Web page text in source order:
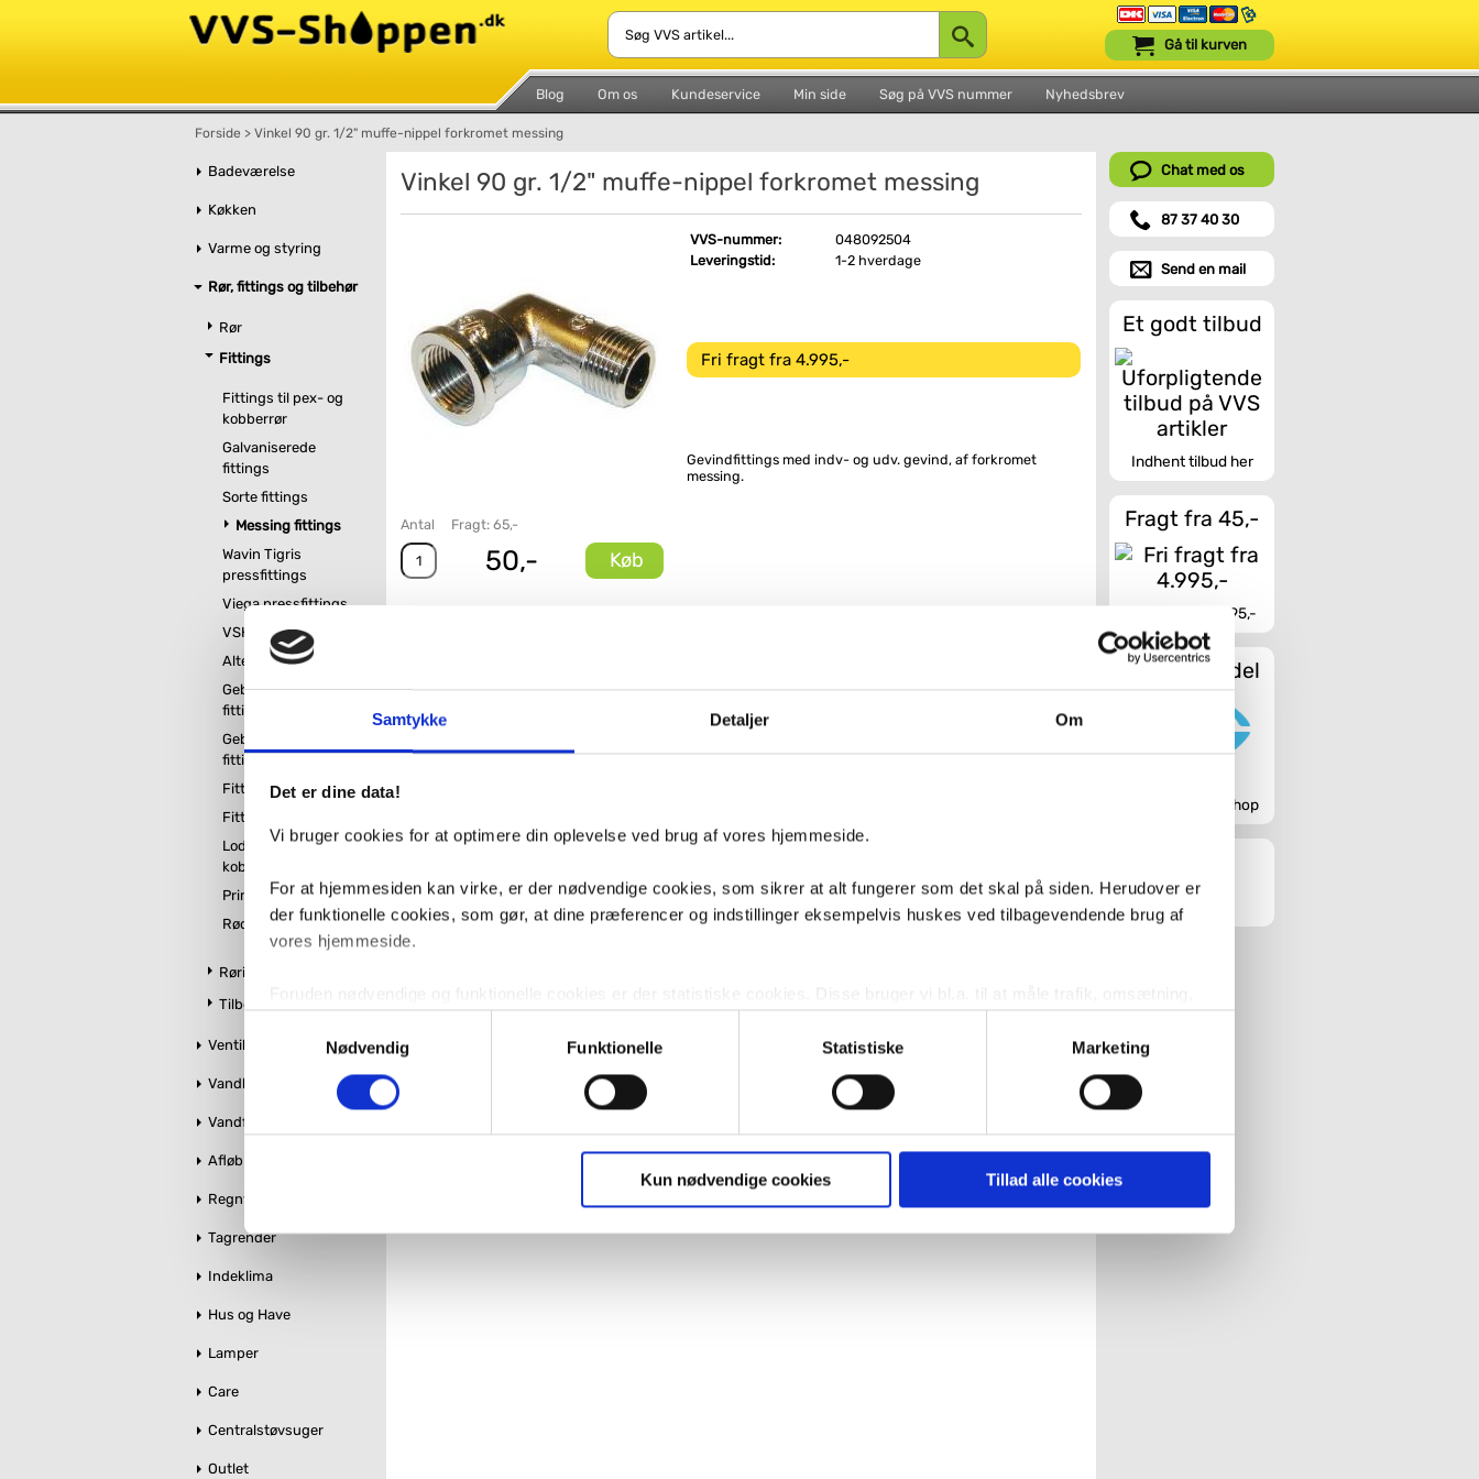
Samtykke Detaljer Om
Det er dine data!
Vi bruger cookies for at optimere din oplevelse ved brug af vores hjemmeside.
For at hjemmesiden kan virke, er der nødvendige cookies, som sikrer at alt fungerer som det skal på siden. Herudover er
der funktionelle cookies, som gør, at dine præferencer og indstillinger eksempelvis huskes ved tilbagevendende brug af
vores hjemmeside.
Foruden nødvendige og funktionelle cookies er der statistiske cookies. Disse bruger vi bl.a. til at måle trafik, omsætning,
med henblik på annonceindhold, som giver mening for den enkelte af vores kunder.
VVS-Shoppen.dk bruger både egne cookies og tredjeparts cookies. Ved at klikke 'Vis detaljer' nedenfor kan du se hvilke
Hvis du accepterer alle cookies, så giver du samtykke til de ovenfor nævnte formål med de pågældende cookies. Du har
imidlertid også mulighed for at vælge bestemte cookie-typer til og fra nedenfor. Til enhver tid er det ligeledes muligt, at
ændre i dit samtykke, hvis du måtte ønske det.
Du kan se mere om, hvordan vi behandler dine personoplysninger, ved at klikke
Nødvendig
Funktionelle Statistiske Marketing
Kun nødvendige cookies Tillad alle cookies
Blog Om os Kundeservice Min side Søg på VVS nummer Nyhedsbrev
Gå til kurven
Forside > Vinkel 90 gr. 1/2" muffe-nippel forkromet messing
Badeværelse
Køkken
Varme og styring
Rør, fittings og tilbehør
Rør
Fittings
Fittings til pex- og
kobberrør
Galvaniserede
fittings
Sorte fittings
Messing fittings
Wavin Tigris
pressfittings
Viega pressfittings
VSH pressfittings
Altech pressfittings
Geberit Mepla
fittings
Geberit Mapress
fittings
Fittings til PEM rør
Fittings til alupex rør
Lodde fittings til
kobberrør
Primofit fittings
Rødgods
Rørisolering
Tilbehør
Ventiler og stophaner
Vandbehandling
Vandforsyning
Afløb og kloak
Regnvandshåndtering
Tagrender
Indeklima
Hus og Have
Lamper
Care
Centralstøvsuger
Outlet
Vinkel 90 gr. 1/2" muffe-nippel forkromet messing
Antal Fragt: 65,-
50,- Køb
VVS-nummer:
048092504
Leveringstid:
1-2 hverdage
Fri fragt fra 4.995,-
Gevindfittings med indv- og udv. gevind, af forkromet
messing.
Chat med os
87 37 40 30
Send en mail
Et godt tilbud
Indhent tilbud her
Fragt fra 45,-
Fri fragt fra 4.995,-
Sikker handel
Godkendt webshop